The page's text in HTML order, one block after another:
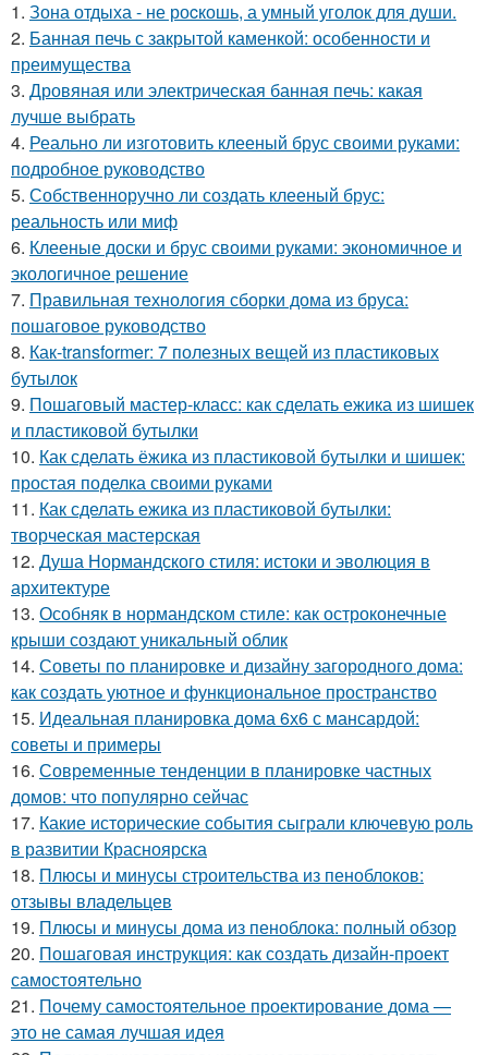
1. Зона отдыха - не роcкошь, а умный уголок для души.
2. Банная печь с закрытой каменкой: особенности и
преимущества
3. Дровяная или электрическая банная печь: какая
лучше выбрать
4. Реально ли изготовить клееный брус своими руками:
подробное руководство
5. Собственноручно ли создать клееный брус:
реальность или миф
6. Клееные доски и брус своими руками: экономичное и
экологичное решение
7. Правильная технология сборки дома из бруса:
пошаговое руководство
8. Как-transformer: 7 полезных вещей из пластиковых
бутылок
9. Пошаговый мастер-класс: как сделать ежика из шишек
и пластиковой бутылки
10. Как сделать ёжика из пластиковой бутылки и шишек:
простая поделка своими руками
11. Как сделать ежика из пластиковой бутылки:
творческая мастерская
12. Душа Нормандского стиля: истоки и эволюция в
архитектуре
13. Особняк в нормандском стиле: как остроконечные
крыши создают уникальный облик
14. Советы по планировке и дизайну загородного дома:
как создать уютное и функциональное пространство
15. Идеальная планировка дома 6х6 с мансардой:
советы и примеры
16. Современные тенденции в планировке частных
домов: что популярно сейчас
17. Какие исторические события сыграли ключевую роль
в развитии Красноярска
18. Плюсы и минусы строительства из пеноблоков:
отзывы владельцев
19. Плюсы и минусы дома из пеноблока: полный обзор
20. Пошаговая инструкция: как создать дизайн-проект
самостоятельно
21. Почему самостоятельное проектирование дома —
это не самая лучшая идея